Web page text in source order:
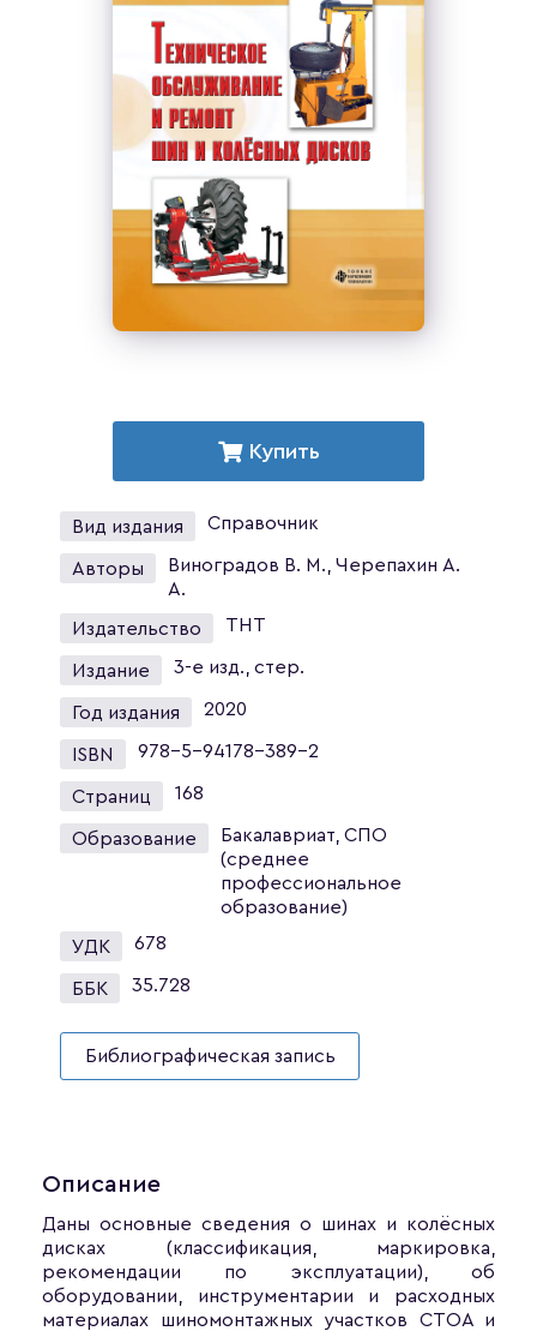
Купить
Вид издания Справочник
Авторы
Виноградов В. М., Черепахин А.
А.
Издательство ТНТ
Издание 3-е изд., стер.
Год издания 2020
ISBN 978-5-94178-389-2
Страниц 168
Образование
Бакалавриат, СПО
(среднее
профессиональное
образование)
УДК 678
ББК 35.728
Библиографическая запись
Описание
Даны основные сведения о шинах и колёсных
дисках (классификация, маркировка,
рекомендации по эксплуатации), об
оборудовании, инструментарии и расходных
материалах шиномонтажных участков СТОА и